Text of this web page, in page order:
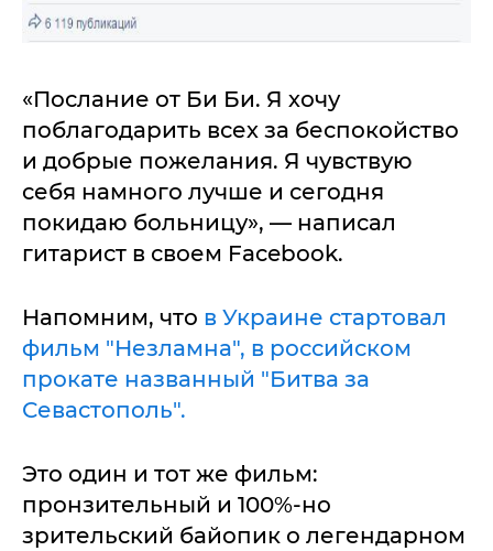
«Послание от Би Би. Я хочу
поблагодарить всех за беспокойство
и добрые пожелания. Я чувствую
себя намного лучше и сегодня
покидаю больницу», — написал
гитарист в своем Facebook.
Напомним, что в Украине стартовал
фильм "Незламна", в российском
прокате названный "Битва за
Севастополь".
Это один и тот же фильм:
пронзительный и 100%-но
зрительский байопик о легендарном